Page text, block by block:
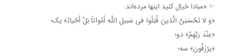
✨ «مبادا خیال کنید اینها مرده‌اند:
﴿وَ لا تَحْسَبَنَّ الَّذینَ قُتِلُوا فی‏ سَبیلِ اللَّهِ أَمْواتاً بَلْ أَحْیاءٌ﴾ یک؛
﴿عِنْدَ رَبِّهِمْ﴾ دو؛
﴿یرْزَقُونَ﴾ سه؛